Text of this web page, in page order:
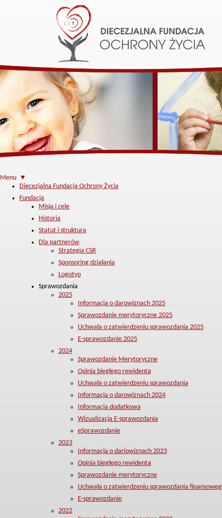
Menu ▼
Diecezjalna Fundacja Ochrony Życia
Fundacja
Misja i cele
Historia
Statut i struktura
Dla partnerów
Strategia CSR
Sponsoring działania
Logotyp
Sprawozdania
2025
Informacja o darowiznach 2025
Sprawozdanie merytoryczne 2025
Uchwała o zatwierdzeniu sprawozdania 2025
E-sprawozdanie 2025
2024
Sprawozdanie Merytoryczne
Opinia biegłego rewidenta
Uchwała o zatwierdzeniu sprawozdania
Informacja o darowiznach 2024
Informacja dodatkowa
Wizualizacja E-sprawozdania
eSprawozdanie
2023
Informacja o dariowiznach 2023
Opinia biegłego rewidenta
Sprawozdanie merytoryczne
Uchwała o zatwierdzeniu sprawozdania
E-sprawozdanie
2022